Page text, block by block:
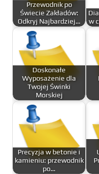
Przewodnik po
Świecie Zakładów:
Odkryj Najbardziej…
w
Doskonałe
Wyposażenie dla
Twojej Świnki
Morskiej
Precyzja w betonie i
kamieniu: przewodnik
po…